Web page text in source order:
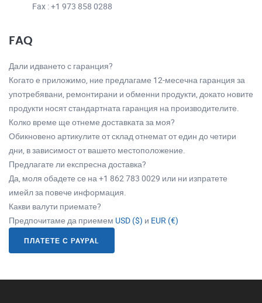
Fax : +1 973 858 0288
FAQ
Дали идването с гаранция?
Когато е приложимо, ние предлагаме 12-месечна гаранция за
употребявани, ремонтирани и обменни продукти, докато новите
продукти носят стандартната гаранция на производителите.
Колко време ще отнеме доставката за моя?
Обикновено артикулите от склад отнемат от един до четири
дни, в зависимост от вашето местоположение.
Предлагате ли експресна доставка?
Да, моля обадете се на +1 862 783 0029 или ни изпратете
имейл за повече информация.
Какви валути приемате?
Предпочитаме да приемем USD ($) и EUR (€)
ПЛАТЕТЕ С PAYPAL